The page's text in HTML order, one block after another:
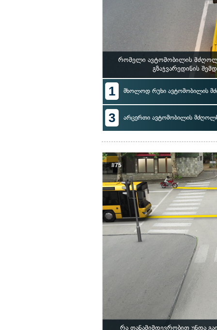
რომელი ავტომობილის მძღოლს
გზაჯვარედინის
1 მხოლოდ რუხი ავტომობილის
3 არცერთი ავტომობილის
#75
რა თანამიმდევრობით უნდა